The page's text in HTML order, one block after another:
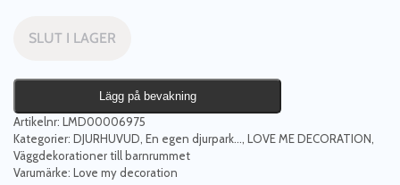
SLUT I LAGER
Lägg på bevakning
Artikelnr: LMD00006975
Kategorier: DJURHUVUD En egen djurpark... LOVE ME DECORATION
Väggdekorationer till barnrummet
Varumärke: Love my decoration